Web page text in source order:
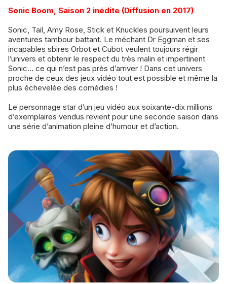
Sonic Boom, Saison 2 inédite (Diffusion en 2017)
Sonic, Tail, Amy Rose, Stick et Knuckles poursuivent leurs
aventures tambour battant. Le méchant Dr Eggman et ses
incapables sbires Orbot et Cubot veulent toujours régir
l’univers et obtenir le respect du très malin et impertinent
Sonic... ce qui n’est pas près d’arriver ! Dans cet univers
proche de ceux des jeux vidéo tout est possible et même la
plus échevelée des comédies !
Le personnage star d’un jeu vidéo aux soixante-dix millions
d’exemplaires vendus revient pour une seconde saison dans
une série d’animation pleine d’humour et d’action.